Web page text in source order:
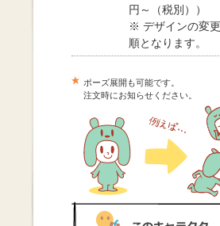
円～（税別））
※ デザインの変
順となります。
ポーズ展開も可能です。
注文時にお知らせください。